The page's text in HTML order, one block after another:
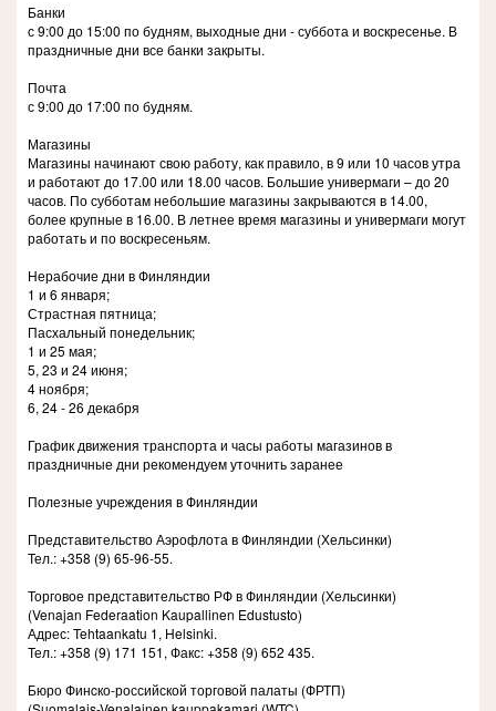
Банки
с 9:00 до 15:00 по будням, выходные дни - суббота и воскресенье. В
праздничные дни все банки закрыты.
Почта
с 9:00 до 17:00 по будням.
Магазины
Магазины начинают свою работу, как правило, в 9 или 10 часов утра
и работают до 17.00 или 18.00 часов. Большие универмаги – до 20
часов. По субботам небольшие магазины закрываются в 14.00,
более крупные в 16.00. В летнее время магазины и универмаги могут
работать и по воскресеньям.
Нерабочие дни в Финляндии
1 и 6 января;
Страстная пятница;
Пасхальный понедельник;
1 и 25 мая;
5, 23 и 24 июня;
4 ноября;
6, 24 - 26 декабря
График движения транспорта и часы работы магазинов в
праздничные дни рекомендуем уточнить заранее
Полезные учреждения в Финляндии
Представительство Аэрофлота в Финляндии (Хельсинки)
Тел.: +358 (9) 65-96-55.
Торговое представительство РФ в Финляндии (Хельсинки)
(Venajan Federaation Kaupallinen Edustusto)
Адрес: Tehtaankatu 1, Helsinki.
Тел.: +358 (9) 171 151, Факс: +358 (9) 652 435.
Бюро Финcко-российской торговой палаты (ФРТП)